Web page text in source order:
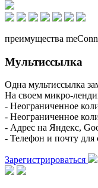
преимущества
Мультиссылка
Одна мультиссылка
На своем микро-
- Неограниченное
- Неограниченное
- Адрес на Яндекс,
- Телефон и почту для
Зарегистрироваться